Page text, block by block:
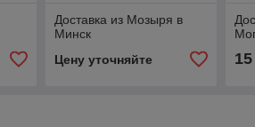
Доставка из Мозыря в
Минск
Цену уточняйте
15